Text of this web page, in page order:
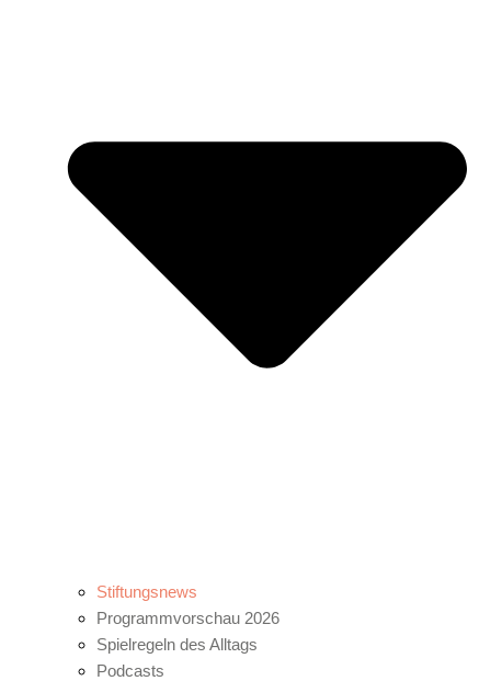
Stiftungsnews
Programmvorschau 2026
Spielregeln des Alltags
Podcasts